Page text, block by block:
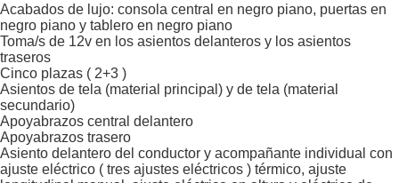
Acabados de lujo: consola central en negro piano, puertas en
negro piano y tablero en negro piano
Toma/s de 12v en los asientos delanteros y los asientos
traseros
Cinco plazas ( 2+3 )
Asientos de tela (material principal) y de tela (material
secundario)
Apoyabrazos central delantero
Apoyabrazos trasero
Asiento delantero del conductor y acompañante individual con
ajuste eléctrico ( tres ajustes eléctricos ) térmico, ajuste